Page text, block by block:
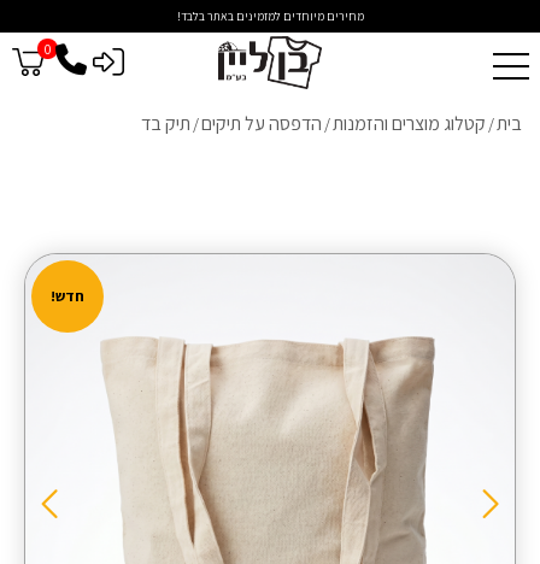
מחירים מיוחדים למזמינים באתר בלבד!
0
כניסה לסיטונאים
בית/ קטלוג מוצרים והזמנות/ הדפסה על תיקים/ תיק בד
חדש!